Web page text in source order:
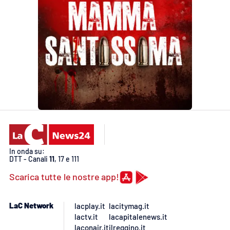
In onda su:
DTT - Canali 11, 17 e 111
Scarica tutte le nostre app!
LaC Network
lacplay.it
lactv.it
laconair.it
lacitymag.it
lacapitalenews.it
ilreggino.it